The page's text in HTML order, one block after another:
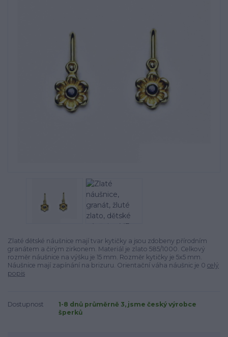
Zlaté dětské náušnice mají tvar kytičky a jsou zdobeny přírodním
granátem a čirým zirkonem. Materiál je zlato 585/1000. Celkový
rozměr náušnice na výšku je 15 mm. Rozměr kytičky je 5x5 mm.
Náušnice mají zapínání na brizuru. Orientační váha náušnic je 0 celý
popis
Dostupnost
1-8 dnů průměrně 3, jsme český výrobce
šperků